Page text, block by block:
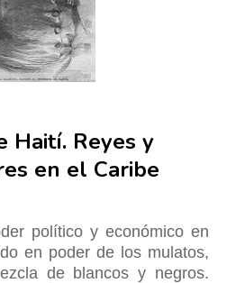
Haití. Reyes y
en el Caribe
político y económico en
en poder de los mulatos,
de blancos y negros.